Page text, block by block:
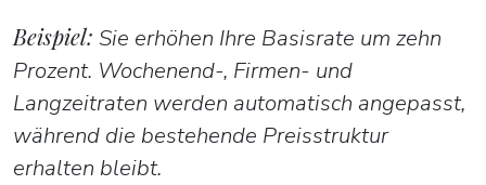
Beispiel: Sie erhöhen Ihre Basisrate um zehn
Prozent. Wochenend-, Firmen- und
Langzeitraten werden automatisch angepasst,
während die bestehende Preisstruktur
erhalten bleibt.